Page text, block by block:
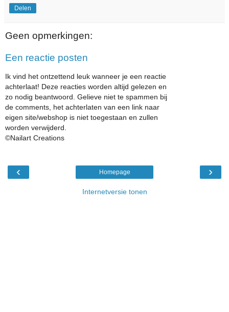
Delen
Geen opmerkingen:
Een reactie posten
Ik vind het ontzettend leuk wanneer je een reactie
achterlaat! Deze reacties worden altijd gelezen en
zo nodig beantwoord. Gelieve niet te spammen bij
de comments, het achterlaten van een link naar
eigen site/webshop is niet toegestaan en zullen
worden verwijderd.
©Nailart Creations
‹ ›
Homepage
Internetversie tonen